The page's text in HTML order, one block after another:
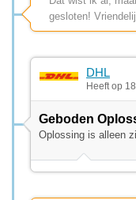
gesloten!
DHL
Heeft op
Geboden
Oplossing is alleen